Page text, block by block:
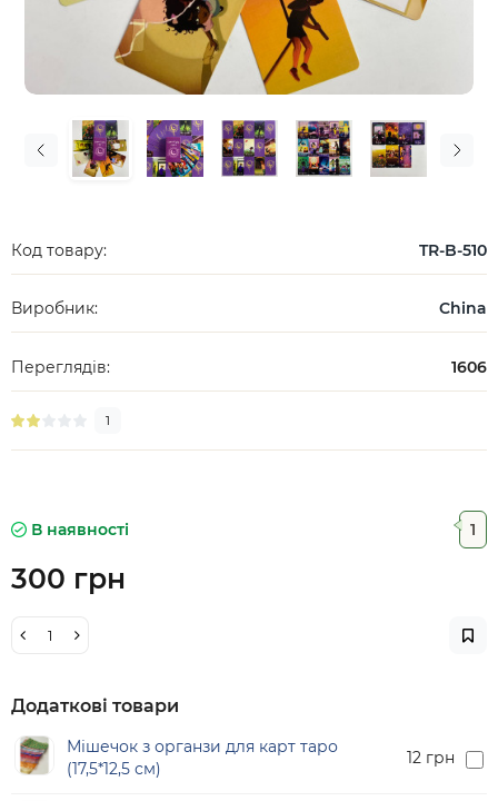
Код товару: TR-B-510
Виробник: China
Переглядів: 1606
1
В наявності 1
300 грн
Додаткові товари
Мішечок з органзи для карт таро
(17,5*12,5 см)
12 грн